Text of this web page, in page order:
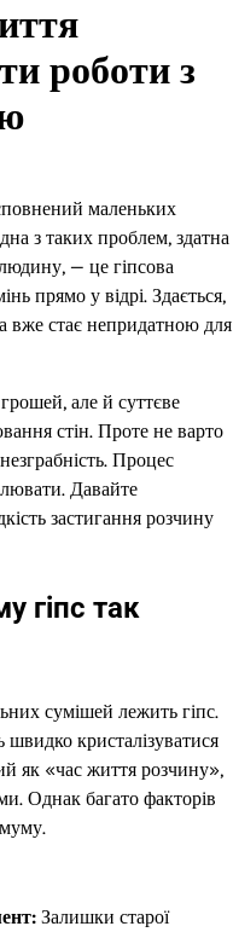
роботи з
маленьких
з таких проблем, здатна
— це гіпсова
прямо у відрі. Здається,
вже стає непридатною для
але й суттєве
стін. Проте не варто
Процес
Давайте
застигання розчину
гіпс так
сумішей лежить гіпс.
швидко кристалізуватися
як «час життя розчину»,
Однак багато факторів
Залишки старої